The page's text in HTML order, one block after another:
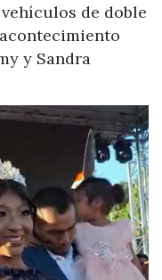
de doble
y Sandra